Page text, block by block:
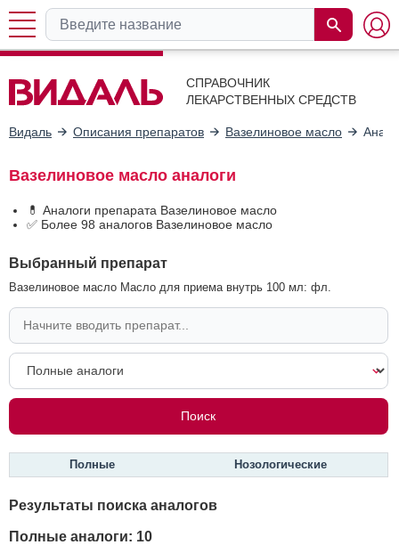
СПРАВОЧНИК
ЛЕКАРСТВЕННЫХ СРЕДСТВ
Видаль Описания препаратов Вазелиновое масло
Вазелиновое масло аналоги
💊 Аналоги препарата Вазелиновое масло
✅ Более 98 аналогов Вазелиновое масло
Выбранный препарат
Вазелиновое масло Масло для приема внутрь 100 мл: фл.
Полные Нозологические
Результаты поиска аналогов
Полные аналоги: 10